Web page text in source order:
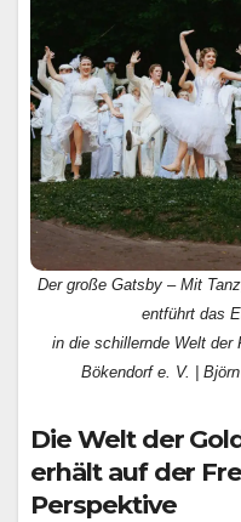
Der große Gatsby – Mit
entführt das
in die schillernde Welt der
Bökendorf e. V. |
Die Welt der
erhält auf der
Perspektive